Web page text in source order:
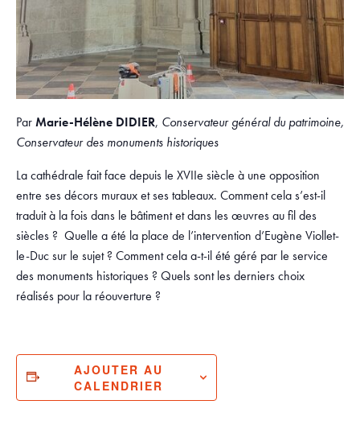
ParMarie-Hélène DIDIER, Conservateur général du patrimoine,
Conservateur des monuments historiques
La cathédrale fait face depuis le XVIIe siècle à une opposition
entre ses décors muraux et ses tableaux. Comment cela s’est-il
traduit à la fois dans le bâtiment et dans les œuvres au fil des
siècles ? Quelle a été la place de l’intervention d’Eugène Viollet-
le-Duc sur le sujet ? Comment cela a-t-il été géré par le service
des monuments historiques ? Quels sont les derniers choix
réalisés pour la réouverture ?
AJOUTER AU
CALENDRIER